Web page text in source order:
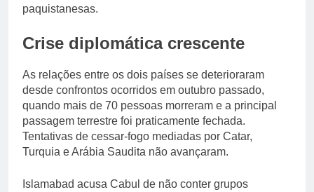
paquistanesas.
Crise diplomática crescente
As relações entre os dois países se deterioraram
desde confrontos ocorridos em outubro passado,
quando mais de 70 pessoas morreram e a principal
passagem terrestre foi praticamente fechada.
Tentativas de cessar-fogo mediadas por Catar,
Turquia e Arábia Saudita não avançaram.
Islamabad acusa Cabul de não conter grupos